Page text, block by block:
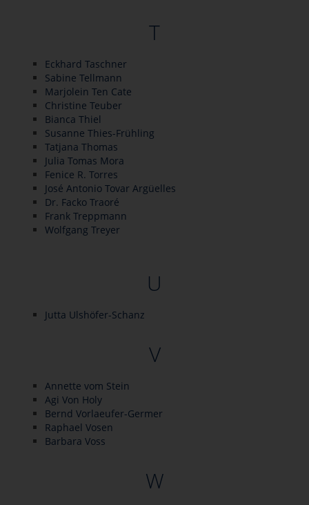
T
Eckhard Taschner
Sabine Tellmann
Marjolein Ten Cate
Christine Teuber
Bianca Thiel
Susanne Thies-Frühling
Tatjana Thomas
Julia Tomas Mora
Fenice R. Torres
José Antonio Tovar Argüelles
Dr. Facko Traoré
Frank Treppmann
Wolfgang Treyer
U
Jutta Ulshöfer-Schanz
V
Annette vom Stein
Agi Von Holy
Bernd Vorlaeufer-Germer
Raphael Vosen
Barbara Voss
W